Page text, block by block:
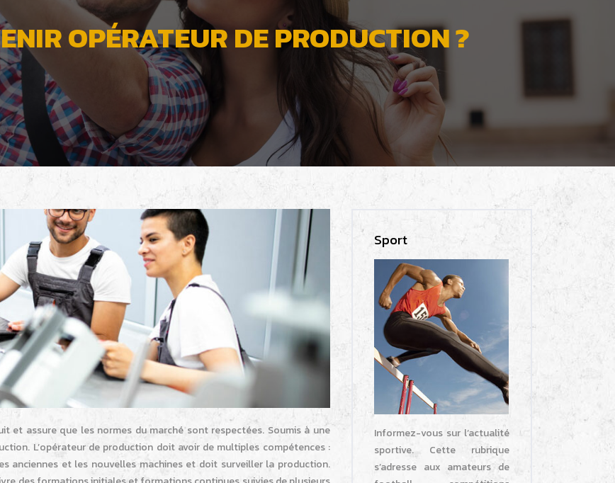
OPÉRATEUR DE PRODUCTION ?
et assure que les normes du marché sont respectées. Soumis à une
L’opérateur de production doit avoir de multiples compétences :
anciennes et les nouvelles machines et doit surveiller la production.
Sport
Informez-vous sur l’actualité
sportive. Cette rubrique
s’adresse aux amateurs de